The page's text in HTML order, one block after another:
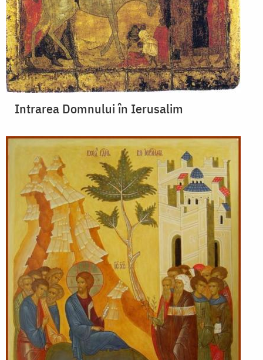
Intrarea Domnului în Ierusalim